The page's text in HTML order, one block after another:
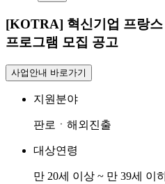
[KOTRA] 혁신기업 프랑스
프로그램 모집 공고
사업안내 바로가기
지원분야
판로ㆍ해외진출
대상연령
만 20세 이상 ~ 만 39세 이